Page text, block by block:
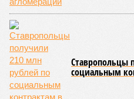
Ставропольцы
социальным